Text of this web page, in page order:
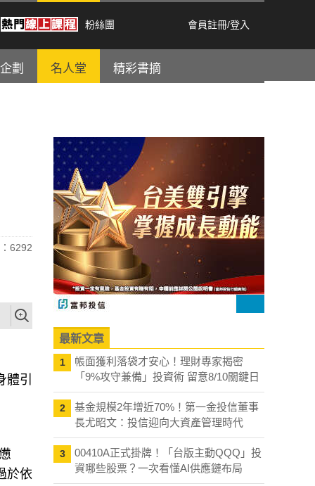
粉絲團 會員註冊/登入
劃 名人堂 精彩書摘
6292
引
於依
最新文章
1
帳面獲利落袋才安心！理財專家揭密
「9%攻守兼備」投資術 留意8/10關鍵日
2
基金規模2年增近70%！第一金投信董事
長尤昭文：投信迎向大資產管理時代
3
00410A正式掛牌！「台版主動QQQ」投
資哪些股票？一次看懂AI供應鏈布局